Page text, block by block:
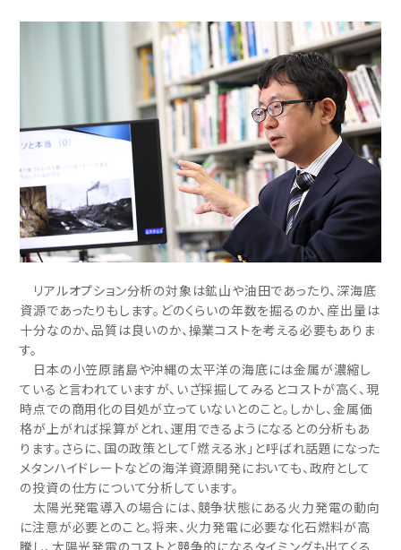
リアルオプション分析の対象は鉱山や油田であったり、深海底
資源であったりもします。どのくらいの年数を掘るのか、産出量は
十分なのか、品質は良いのか、操業コストを考える必要もありま
す。
日本の小笠原諸島や沖縄の太平洋の海底には金属が濃縮し
ていると言われていますが、いざ採掘してみるとコストが高く、現
時点での商用化の目処が立っていないとのこと。しかし、金属価
格が上がれば採算がとれ、運用できるようになるとの分析もあ
ります。さらに、国の政策として「燃える氷」と呼ばれ話題になった
メタンハイドレートなどの海洋資源開発においても、政府として
の投資の仕方について分析しています。
太陽光発電導入の場合には、競争状態にある火力発電の動向
に注意が必要とのこと。将来、火力発電に必要な化石燃料が高
騰し、太陽光発電のコストと競争的になるタイミングも出てくる